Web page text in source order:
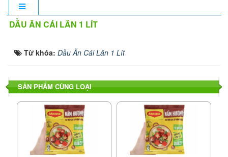
DẦU ĂN CÁI LÂN 1 LÍT
Từ khóa: Dầu Ăn Cái Lân 1 Lít
SẢN PHẨM CÙNG LOẠI